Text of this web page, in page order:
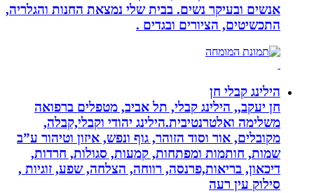
אנשים ובעיקר נשים. בבית שלי נמצאת החנות והגלריה,
התכשיטים, הציורים ובגדים .
הילינג קבלי חן
חן יעקב,, הילינג קבלי, תל אביב, מטפלים ברפואה
משלימה ואלטרנטיבית.הילינג יהודי וקבלי,קבלה,
מקובלים, אור וסוד הזוהר, גוף ונפש, איזון וטיהור ע”ב
שמות, חותמות ומפתחות, קמעות, סגולות, חרדות,
דיכאון, בריאות,פרנסה, רווחה, הצלחה, שפע, זוגיות ,
סילוק עין רעה